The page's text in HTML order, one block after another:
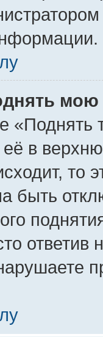
мою
«Поднять
её в
то
быть
ответив